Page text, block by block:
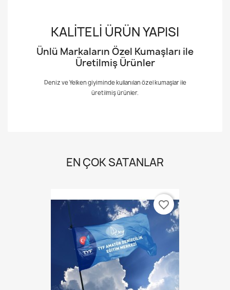
KALITELI ÜRÜN YAPISI
Ünlü Markaların Özel Kumaşları ile
Üretilmiş Ürünler
Deniz ve Yelken giyiminde kullanılan özel kumaşlar ile
üretilmiş ürünler.
EN ÇOK SATANLAR
favorite_border